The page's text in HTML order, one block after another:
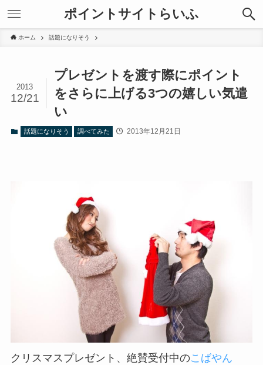
ポイントサイトらいふ
ホーム 話題になりそう
プレゼントを渡す際にポイント
をさらに上げる3つの嬉しい気遣
い
2013
12/21
話題になりそう 調べてみた 2013年12月21日
クリスマスプレゼント、絶賛受付中のこばやん